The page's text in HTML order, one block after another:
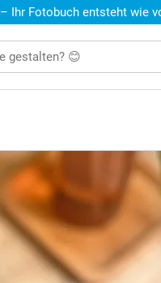
– Ihr Fotobuch entsteht wie